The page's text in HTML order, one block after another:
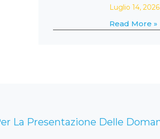
Luglio 14, 2026
Read More »